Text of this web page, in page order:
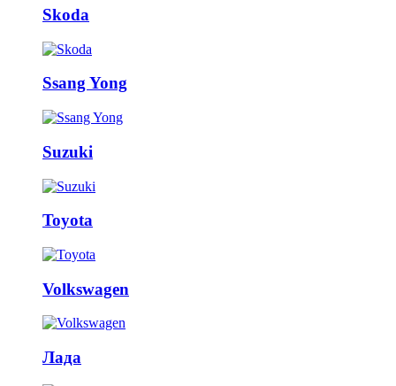
Skoda
Ssang Yong
Suzuki
Toyota
Volkswagen
Лада